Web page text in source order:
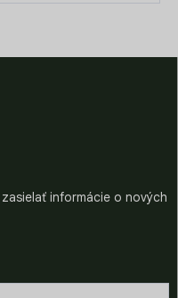
informácie o nových